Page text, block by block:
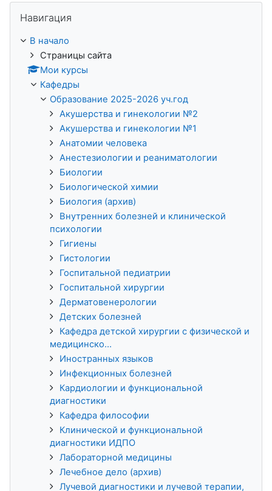
Навигация
В начало
Страницы сайта
Мои курсы
Кафедры
Образование 2025-2026 уч.год
Акушерства и гинекологии №2
Акушерства и гинекологии №1
Анатомии человека
Анестезиологии и реаниматологии
Биологии
Биологической химии
Биология (архив)
Внутренних болезней и клинической
психологии
Гигиены
Гистологии
Госпитальной педиатрии
Госпитальной хирургии
Дерматовенерологии
Детских болезней
Кафедра детской хирургии с физической и
медицинско...
Иностранных языков
Инфекционных болезней
Кардиологии и функциональной
диагностики
Кафедра философии
Клинической и функциональной
диагностики ИДПО
Лабораторной медицины
Лечебное дело (архив)
Лучевой диагностики и лучевой терапии,